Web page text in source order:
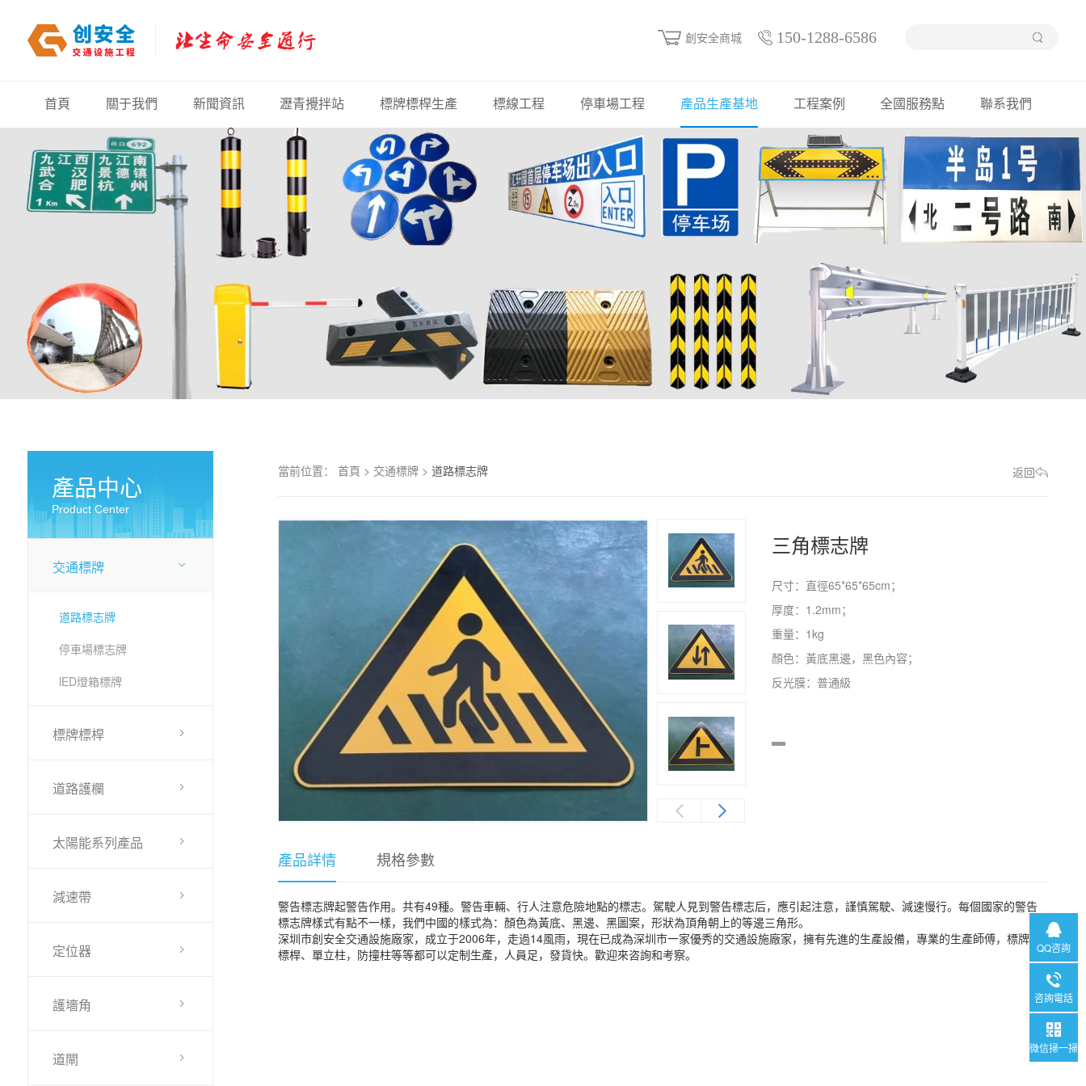
創安全商城 150-1288-6586
首頁 關于我們 新聞資訊 瀝青攪拌站 標牌標桿生產 標線工程 停車場工程 產品生產基地 工程案例 全國服務點 聯系我們
產品中心
Product Center
交通標牌
道路標志牌
停車場標志牌
lED燈箱標牌
標牌標桿
道路護欄
太陽能系列產品
減速帶
定位器
護墻角
道閘
當前位置： 首頁 > 交通標牌> 道路標志牌 返回
三角標志牌
尺寸：直徑65*65*65cm；
厚度：1.2mm；
重量：1kg
顏色：黃底黑邊，黑色內容；
反光膜：普通級
產品詳情 規格參數
警告標志牌起警告作用。共有49種。警告車輛、行人注意危險地點的標志。駕駛人見到警告標志后，應引起注意，謹慎駕駛、減速慢行。每個國家的警告
標志牌樣式有點不一樣，我們中國的樣式為：顏色為黃底、黑邊、黑圖案，形狀為頂角朝上的等邊三角形。
深圳市創安全交通設施廠家，成立于2006年，走過14風雨，現在已成為深圳市一家優秀的交通設施廠家，擁有先進的生產設備，專業的生產師傅，標牌、
標桿、單立柱，防撞柱等等都可以定制生產，人員足，發貨快。歡迎來咨詢和考察。
QQ咨詢
咨詢電話
微信掃一掃